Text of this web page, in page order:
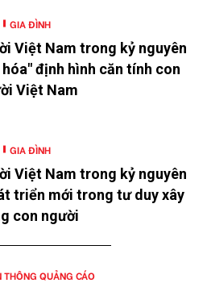
GIA ĐÌNH
Việt Nam trong kỷ nguyên
định hình căn tính con
Việt Nam
GIA ĐÌNH
Việt Nam trong kỷ nguyên
triển mới trong tư duy xây
con người
THÔNG QUẢNG CÁO